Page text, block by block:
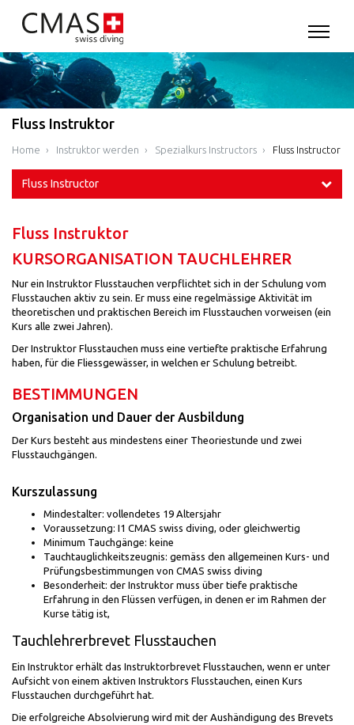
Fluss Instruktor
Home Instruktor werden Spezialkurs Instructors Fluss Instructor
Fluss Instructor
Fluss Instruktor
KURSORGANISATION TAUCHLEHRER
Nur ein Instruktor Flusstauchen verpflichtet sich in der Schulung vom
Flusstauchen aktiv zu sein. Er muss eine regelmässige Aktivität im
theoretischen und praktischen Bereich im Flusstauchen vorweisen (ein
Kurs alle zwei Jahren).
Der Instruktor Flusstauchen muss eine vertiefte praktische Erfahrung
haben, für die Fliessgewässer, in welchen er Schulung betreibt.
BESTIMMUNGEN
Organisation und Dauer der Ausbildung
Der Kurs besteht aus mindestens einer Theoriestunde und zwei
Flusstauchgängen.
Kurszulassung
Mindestalter: vollendetes 19 Altersjahr
Voraussetzung: I1 CMAS swiss diving, oder gleichwertig
Minimum Tauchgänge: keine
Tauchtauglichkeitszeugnis: gemäss den allgemeinen Kurs- und
Prüfungsbestimmungen von CMAS swiss diving
Besonderheit: der Instruktor muss über tiefe praktische
Erfahrung in den Flüssen verfügen, in denen er im Rahmen der
Kurse tätig ist,
Tauchlehrerbrevet Flusstauchen
Ein Instruktor erhält das Instruktorbrevet Flusstauchen, wenn er unter
Aufsicht von einem aktiven Instruktors Flusstauchen, einen Kurs
Flusstauchen durchgeführt hat.
Die erfolgreiche Absolvierung wird mit der Aushändigung des Brevets